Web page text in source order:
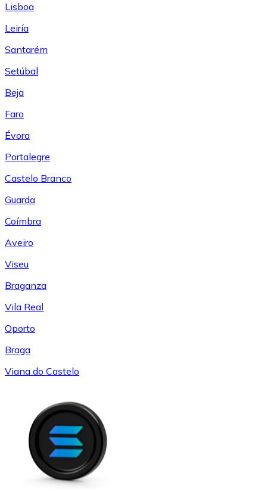
Lisboa
Leiría
Santarém
Setúbal
Beja
Faro
Évora
Portalegre
Castelo Branco
Guarda
Coímbra
Aveiro
Viseu
Braganza
Vila Real
Oporto
Braga
Viana do Castelo